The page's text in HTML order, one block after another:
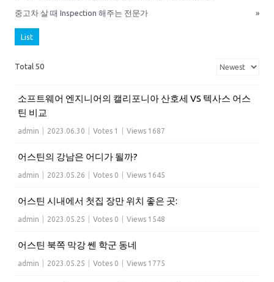
중고차 살 때 Inspection 해주는 전문가 »
List
Total 50
소프트웨어 엔지니어의 캘리포니아 산호세 VS 텍사스 어스
틴 비교
admin 2023.06.30 Votes 1 Views 1687
어스틴의 강남은 어디가 될까?
admin 2023.05.26 Votes 0 Views 1645
어스틴 시내에서 첫집 장만 위치 좋은 곳:
admin 2023.05.25 Votes 0 Views 1548
어스틴 북쪽 막강 쎈 학군 동네
admin 2023.05.25 Votes 0 Views 1775